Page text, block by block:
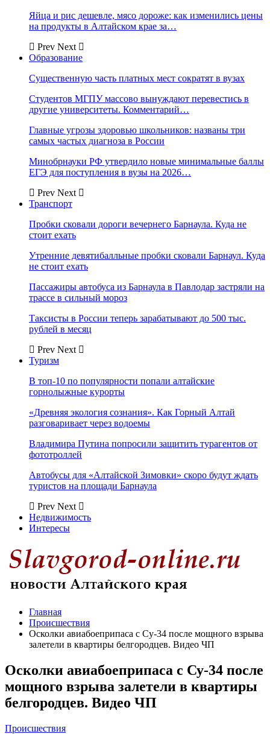
Яйца и рис дешевле, мясо дороже: как изменились цены
на продукты в Алтайском крае за…
Prev Next
Образование
Существенную часть платных мест сократят в вузах
Студентов МГПУ массово вынуждают перевестись в
другие университеты. Комментарий…
Главные угрозы здоровью школьников: названы три
самых частых диагноза в России
Минобрнауки РФ утвердило новые минимальные баллы
ЕГЭ для поступления в вузы на 2026…
Prev Next
Транспорт
Пробки сковали дороги вечернего Барнаула. Куда не
стоит ехать
Утренние девятибалльные пробки сковали Барнаул. Куда
не стоит ехать
Пассажиры автобуса из Барнаула в Павлодар застряли на
трассе в сильный мороз
Таксисты в России теперь зарабатывают до 500 тыс.
рублей в месяц
Prev Next
Туризм
В топ-10 по популярности попали алтайские
горнолыжные курорты
«Древняя экология сознания». Как Горный Алтай
разговаривает через водоемы
Владимира Путина попросили защитить турагентов от
фототроллей
Автобусы для «Алтайской Зимовки» скоро будут ждать
туристов на площади Барнаула
Prev Next
Недвижимость
Интересы
Главная
Происшествия
Осколки авиабоеприпаса с Су-34 после мощного взрыва
залетели в квартиры белгородцев. Видео ЧП
Осколки авиабоеприпаса с Су-34 после
мощного взрыва залетели в квартиры
белгородцев. Видео ЧП
Происшествия